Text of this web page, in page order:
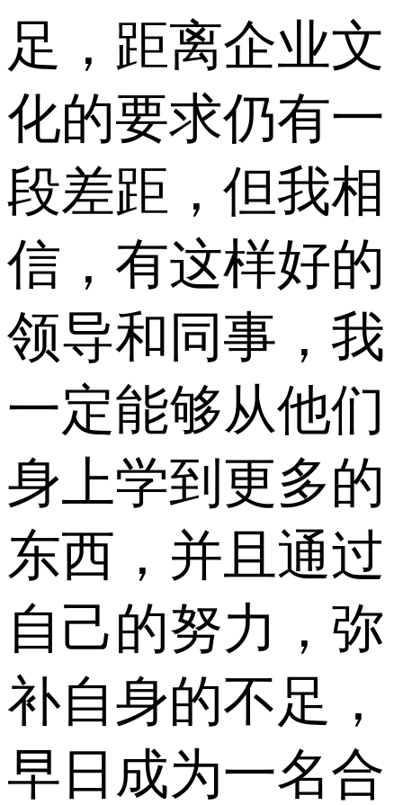
足，距离企业文
化的要求仍有一
段差距，但我相
信，有这样好的
领导和同事，我
一定能够从他们
身上学到更多的
东西，并且通过
自己的努力，弥
补自身的不足，
早日成为一名合